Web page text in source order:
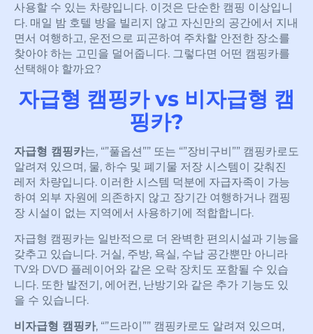
사용할 수 있는 차량입니다. 이것은 단순한 캠핑 이상입니
다. 매일 밤 호텔 방을 빌리지 않고 자신만의 공간에서 지내
면서 여행하고, 운전으로 피곤하여 주차할 안전한 장소를
찾아야 하는 고민을 덜어줍니다. 그렇다면 어떤 캠핑카를
선택해야 할까요?
자급형 캠핑카 vs 비자급형 캠
핑카?
자급형 캠핑카는, “”풀옵션”” 또는 “”장비구비”” 캠핑카로도
알려져 있으며, 물, 하수 및 폐기물 저장 시스템이 갖춰진
레저 차량입니다. 이러한 시스템 덕분에 자급자족이 가능
하여 외부 자원에 의존하지 않고 장기간 여행하거나 캠핑
장 시설이 없는 지역에서 사용하기에 적합합니다.
자급형 캠핑카는 일반적으로 더 완벽한 편의시설과 기능을
갖추고 있습니다. 거실, 주방, 욕실, 수납 공간뿐만 아니라
TV와 DVD 플레이어와 같은 오락 장치도 포함될 수 있습
니다. 또한 발전기, 에어컨, 난방기와 같은 추가 기능도 있
을 수 있습니다.
비자급형 캠핑카, “”드라이”” 캠핑카로도 알려져 있으며,